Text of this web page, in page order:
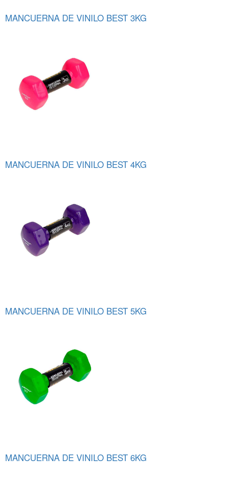
MANCUERNA DE VINILO BEST 3KG
MANCUERNA DE VINILO BEST 4KG
MANCUERNA DE VINILO BEST 5KG
MANCUERNA DE VINILO BEST 6KG